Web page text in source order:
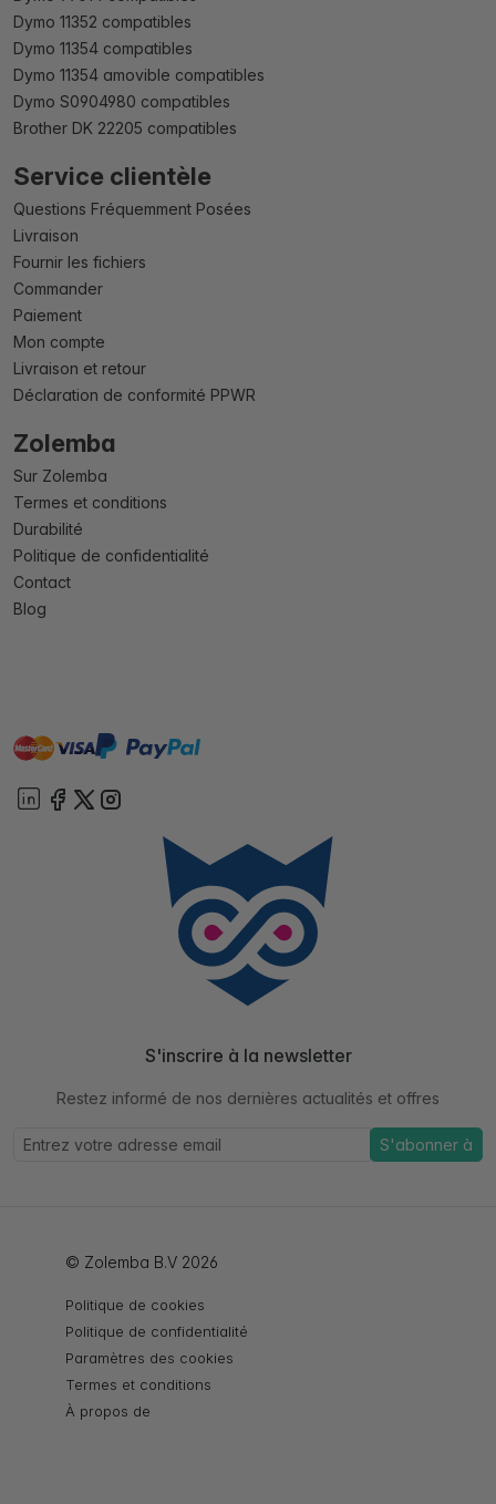
Dymo 11352 compatibles
Dymo 11354 compatibles
Dymo 11354 amovible compatibles
Dymo S0904980 compatibles
Brother DK 22205 compatibles
Service clientèle
Questions Fréquemment Posées
Livraison
Fournir les fichiers
Commander
Paiement
Mon compte
Livraison et retour
Déclaration de conformité PPWR
Zolemba
Sur Zolemba
Termes et conditions
Durabilité
Politique de confidentialité
Contact
Blog
mastervisa paypal
S'inscrire à la newsletter
Restez informé de nos dernières actualités et offres
S'abonner à
© Zolemba B.V 2026
Politique de cookies
Politique de confidentialité
Paramètres des cookies
Termes et conditions
À propos de